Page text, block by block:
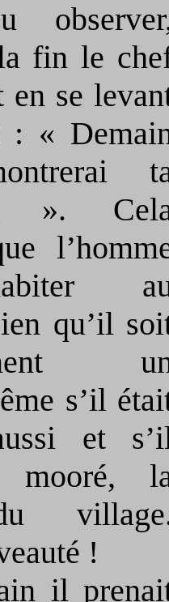
fin le
se
: «
».
qu’il
s’il
et
mooré,
!
il